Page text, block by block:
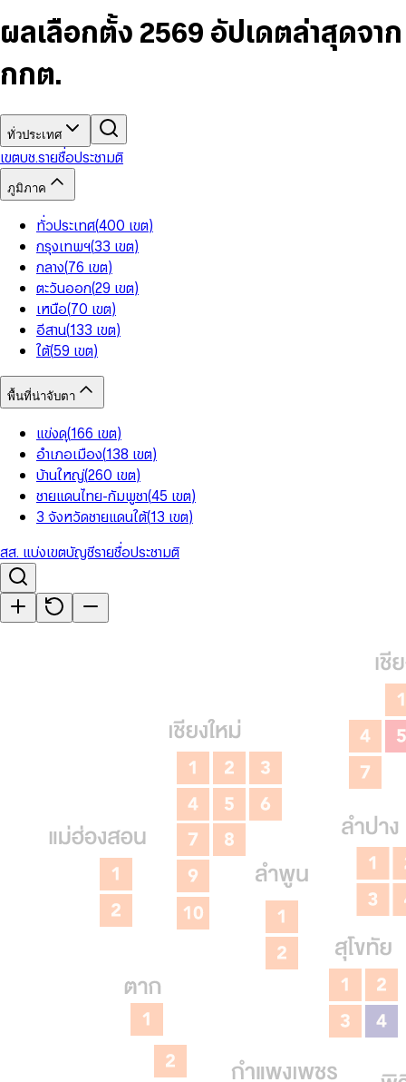
7
8
5
6
8
9
6
7
9
5
6
8
9
9
ผลเลือกตั้ง 2569 อัปเดตล่าสุดจาก
กกต.
ทั่วประเทศ
เขตบช.รายชื่อประชามติ
ภูมิภาค
ทั่วประเทศ(400 เขต)
กรุงเทพฯ(33 เขต)
กลาง(76 เขต)
ตะวันออก(29 เขต)
เหนือ(70 เขต)
อีสาน(133 เขต)
ใต้(59 เขต)
พื้นที่น่าจับตา
แข่งดุ(166 เขต)
อำเภอเมือง(138 เขต)
บ้านใหญ่(260 เขต)
ชายแดนไทย-กัมพูชา(45 เขต)
3 จังหวัดชายแดนใต้(13 เขต)
สส. แบ่งเขตบัญชีรายชื่อประชามติ